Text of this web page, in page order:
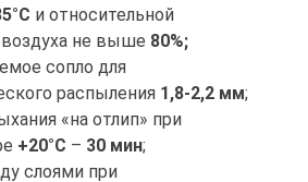
и относительной
не выше 80%;
сопло для
распыления 1,8-2,2 мм;
«на отлип» при
+20°С – 30 мин;
слоями при